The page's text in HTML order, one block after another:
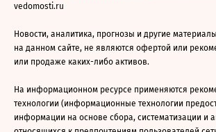
vedomosti.ru
Новости, аналитика, прогнозы и другие
на данном сайте, не являются офертой или
или продаже каких-либо активов.
На информационном ресурсе применяются
технологии (информационные технологии
информации на основе сбора, систематизации и